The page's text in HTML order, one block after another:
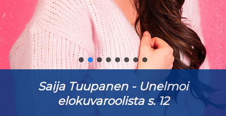
Saija Tuupanen - Unelmoi
elokuvaroolista s. 12